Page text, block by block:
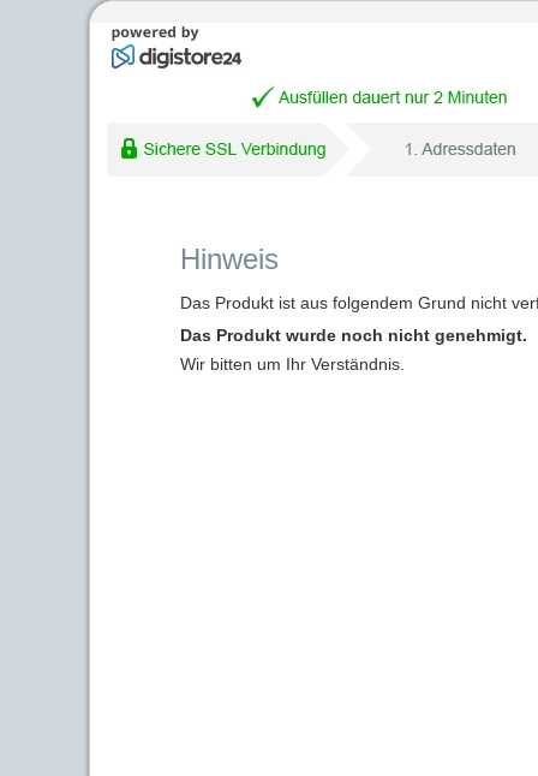
Hinweis
Das Produkt ist aus folgendem Grund nicht
Das Produkt wurde noch nicht genehmigt.
Wir bitten um Ihr Verständnis.